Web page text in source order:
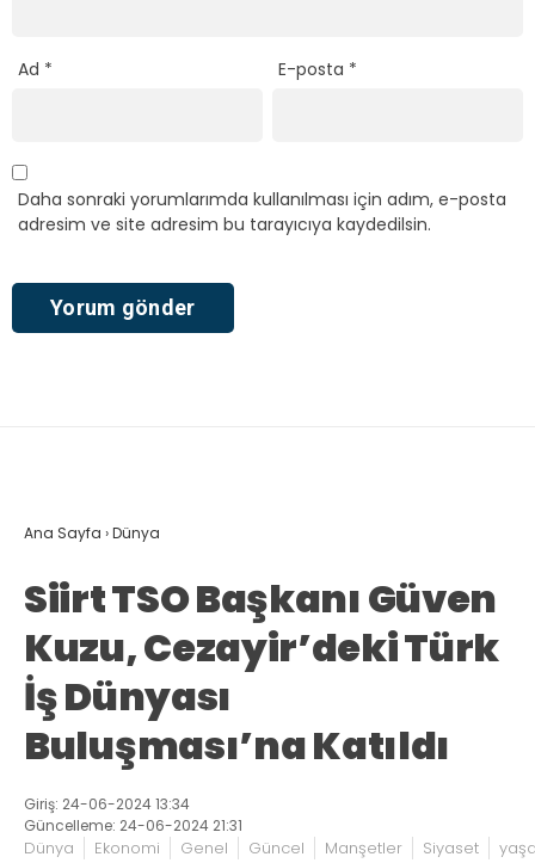
Ad * E-posta *
Daha sonraki yorumlarımda kullanılması için adım, e-posta
adresim ve site adresim bu tarayıcıya kaydedilsin.
Ana Sayfa ›Dünya
Siirt TSO Başkanı Güven
Kuzu, Cezayir’deki Türk
İş Dünyası
Buluşması’na Katıldı
Giriş: 24-06-2024 13:34
Güncelleme: 24-06-2024 21:31
Dünya Ekonomi Genel Güncel Manşetler Siyaset